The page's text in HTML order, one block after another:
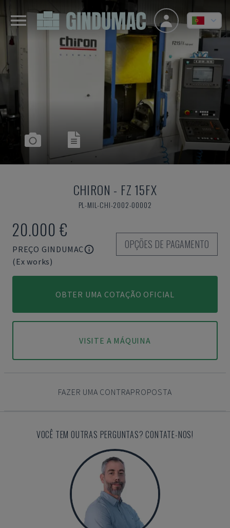
CHIRON - FZ 15FX
PL-MIL-CHI-2002-00002
20.000 €
PREÇO GINDUMAC
(Ex works)
OPÇÕES DE PAGAMENTO
OBTER UMA COTAÇÃO OFICIAL
VISITE A MÁQUINA
FAZER UMA CONTRAPROPOSTA
VOCÊ TEM OUTRAS PERGUNTAS? CONTATE-NOS!